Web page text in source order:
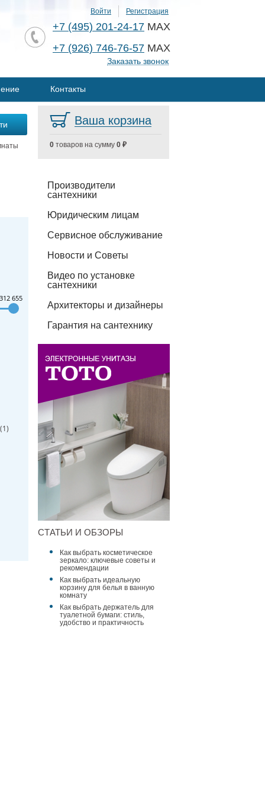
Войти Регистрация
+7 (495) 201-24-17 MAX
+7 (926) 746-76-57 MAX
Заказать звонок
Контакты
312 655
1)
Ваша корзина
0 товаров на сумму 0 ₽
Производители
сантехники
Юридическим лицам
Сервисное обслуживание
Новости и Советы
Видео по установке
сантехники
Архитекторы и дизайнеры
Гарантия на сантехнику
СТАТЬИ И ОБЗОРЫ
Как выбрать косметическое
зеркало: ключевые советы и
рекомендации
Как выбрать идеальную
корзину для белья в ванную
комнату
Как выбрать держатель для
туалетной бумаги: стиль,
удобство и практичность